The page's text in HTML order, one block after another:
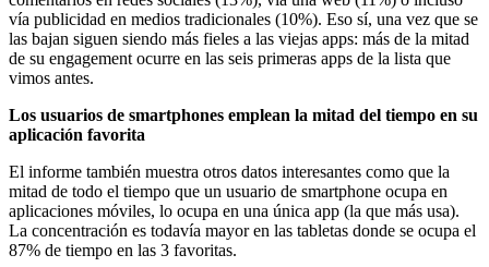
vía publicidad en medios tradicionales (10%). Eso sí, una vez que se
las bajan siguen siendo más fieles a las viejas apps: más de la mitad
de su engagement ocurre en las seis primeras apps de la lista que
vimos antes.
Los usuarios de smartphones emplean la mitad del tiempo en su
aplicación favorita
El informe también muestra otros datos interesantes como que la
mitad de todo el tiempo que un usuario de smartphone ocupa en
aplicaciones móviles, lo ocupa en una única app (la que más usa).
La concentración es todavía mayor en las tabletas donde se ocupa el
87% de tiempo en las 3 favoritas.